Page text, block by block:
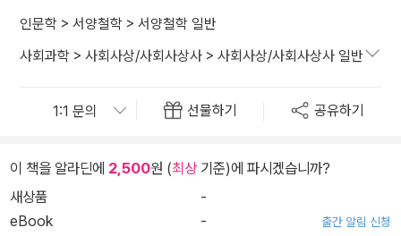
인문학 > 서양철학 > 서양철학 일반
사회과학 > 사회사상/사회사상사 > 사회사상/사회사상사 일반
선물하기 공유하기
이 책을 알라딘에 2,500원 (최상기준)에 파시겠습니까?
새상품
-
eBook
- 출간 알림 신청